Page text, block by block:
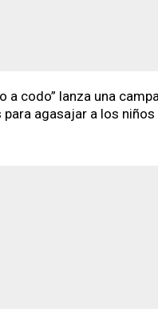
a codo” lanza una
agasajar a los niños